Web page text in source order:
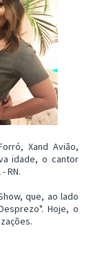
Xand Avião,
idade, o cantor
RN.
que, ao lado
Hoje, o